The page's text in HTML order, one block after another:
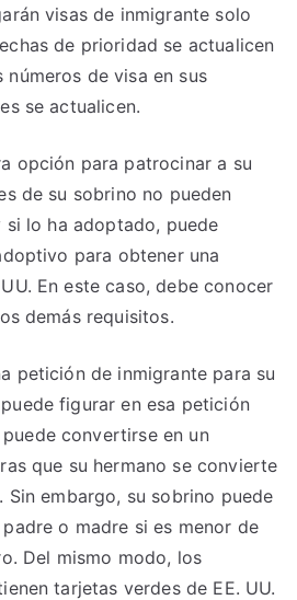
visas de inmigrante solo
de prioridad se actualicen
de visa en sus
se actualicen.
opción para patrocinar a su
de su sobrino no pueden
lo ha adoptado, puede
para obtener una
En este caso, debe conocer
demás requisitos.
petición de inmigrante para su
figurar en esa petición
convertirse en un
que su hermano se convierte
Sin embargo, su sobrino puede
o madre si es menor de
Del mismo modo, los
tarjetas verdes de EE. UU.